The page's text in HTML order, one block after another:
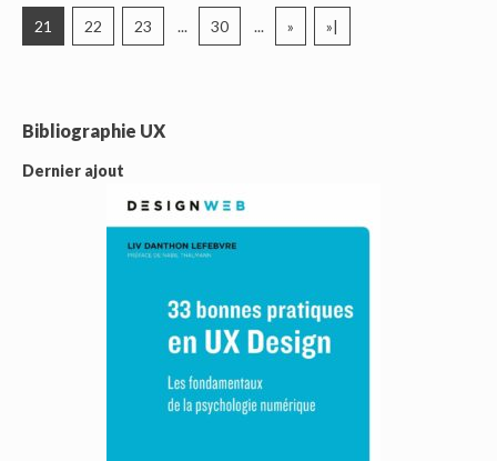
21 22 23 ... 30 ... » »|
Bibliographie UX
Dernier ajout